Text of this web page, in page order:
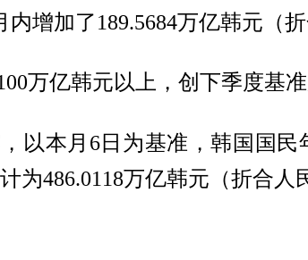
增加了189.5684万亿韩元（
万亿韩元以上，创下季度基
以本月6日为基准，韩国国
为486.0118万亿韩元（折合人